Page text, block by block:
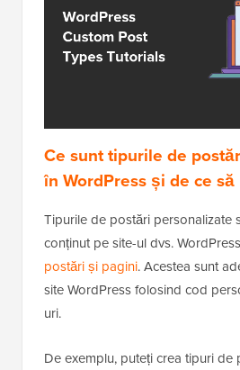
Ce sunt tipurile de
în WordPress și de ce
Tipurile de postări personalizate
conținut pe site-ul dvs.
postări și pagini. Acestea sunt
site WordPress folosind cod
uri.
De exemplu, puteți crea tipuri